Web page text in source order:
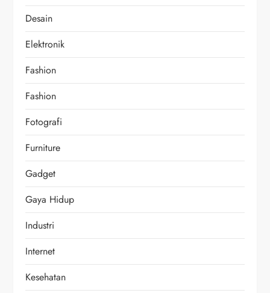
Desain
Elektronik
Fashion
Fashion
Fotografi
Furniture
Gadget
Gaya Hidup
Industri
Internet
Kesehatan